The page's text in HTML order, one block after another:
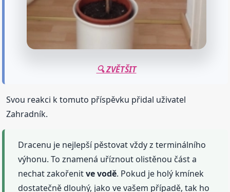
🔍 ZVĚTŠIT
Svou reakci k tomuto příspěvku přidal uživatel
Zahradník.
Dracenu je nejlepší pěstovat vždy z terminálního
výhonu. To znamená uříznout olistěnou část a
nechat zakořenitve vodě. Pokud je holý kmínek
dostatečně dlouhý, jako ve vašem případě, tak ho